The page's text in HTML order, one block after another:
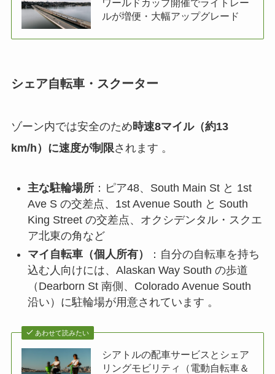
ワールドカップ開催でライトレー
ルが増便・大幅アップグレード
シェア自転車・スクーター
ゾーン内では安全のため 時速8マイル（約13
km/h）に速度が制限されます 。
主な駐輪場所：ピア48、South Main St と 1st
Ave S の交差点、1st Avenue South と South
King Street の交差点、オクシデンタル・スクエ
ア北東の角など
マイ自転車（個人所有）
：自分の自転車を持ち
込む人向けには、Alaskan Way South の歩道
（Dearborn St 南側、Colorado Avenue South
沿い）に駐輪場が用意されています 。
あわせて読みたい
シアトルの配車サービスとシェア
リングモビリティ（電動自転車＆